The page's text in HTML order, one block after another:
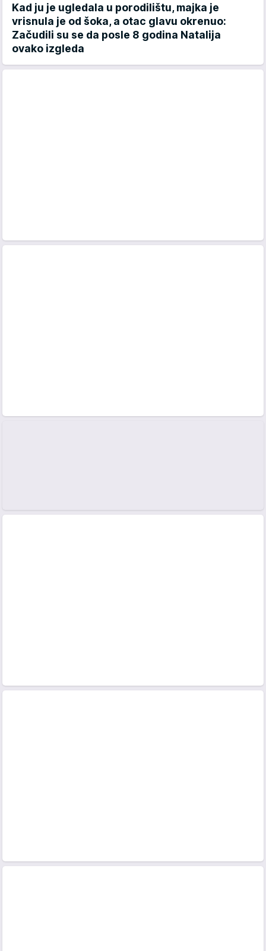
Kad ju je ugledala u porodilištu, majka je
vrisnula je od šoka, a otac glavu okrenuo:
Začudili su se da posle 8 godina Natalija
ovako izgleda